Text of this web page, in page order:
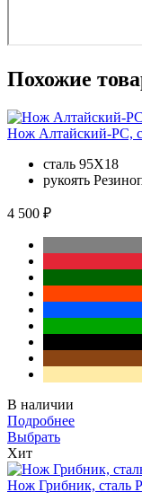
Похожие
Нож Алтайский-РС,
сталь 95Х18
рукоять
4 500 ₽
В наличии
Подробнее
Выбрать
Хит
Нож Грибник, сталь